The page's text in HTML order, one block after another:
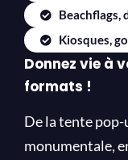
Beachflags,
Kiosques,
Donnez vie à
formats !
De la tente
monumentale,